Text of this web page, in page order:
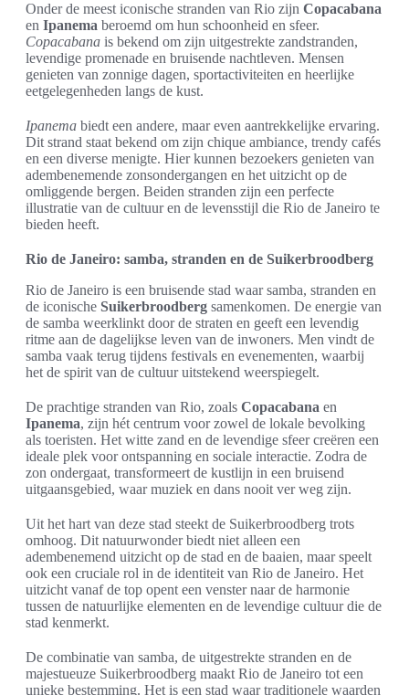
Onder de meest iconische stranden van Rio zijn Copacabana
en Ipanema beroemd om hun schoonheid en sfeer.
Copacabana is bekend om zijn uitgestrekte zandstranden,
levendige promenade en bruisende nachtleven. Mensen
genieten van zonnige dagen, sportactiviteiten en heerlijke
eetgelegenheden langs de kust.
Ipanema biedt een andere, maar even aantrekkelijke ervaring.
Dit strand staat bekend om zijn chique ambiance, trendy cafés
en een diverse menigte. Hier kunnen bezoekers genieten van
adembenemende zonsondergangen en het uitzicht op de
omliggende bergen. Beiden stranden zijn een perfecte
illustratie van de cultuur en de levensstijl die Rio de Janeiro te
bieden heeft.
Rio de Janeiro: samba, stranden en de Suikerbroodberg
Rio de Janeiro is een bruisende stad waar samba, stranden en
de iconische Suikerbroodberg samenkomen. De energie van
de samba weerklinkt door de straten en geeft een levendig
ritme aan de dagelijkse leven van de inwoners. Men vindt de
samba vaak terug tijdens festivals en evenementen, waarbij
het de spirit van de cultuur uitstekend weerspiegelt.
De prachtige stranden van Rio, zoals Copacabana en
Ipanema, zijn hét centrum voor zowel de lokale bevolking
als toeristen. Het witte zand en de levendige sfeer creëren een
ideale plek voor ontspanning en sociale interactie. Zodra de
zon ondergaat, transformeert de kustlijn in een bruisend
uitgaansgebied, waar muziek en dans nooit ver weg zijn.
Uit het hart van deze stad steekt de Suikerbroodberg trots
omhoog. Dit natuurwonder biedt niet alleen een
adembenemend uitzicht op de stad en de baaien, maar speelt
ook een cruciale rol in de identiteit van Rio de Janeiro. Het
uitzicht vanaf de top opent een venster naar de harmonie
tussen de natuurlijke elementen en de levendige cultuur die de
stad kenmerkt.
De combinatie van samba, de uitgestrekte stranden en de
majestueuze Suikerbroodberg maakt Rio de Janeiro tot een
unieke bestemming. Het is een stad waar traditionele waarden